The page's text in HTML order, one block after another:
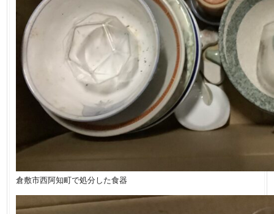
倉敷市西阿知町で処分した食器